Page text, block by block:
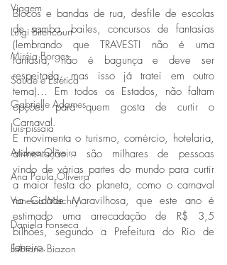
Viagem
Luigi Bitencourt
Miréia Borges
Saúde e Estética
Gabrielle Adames
luis-pissaia
Andrea Oliveira
Ana Paula Oliveira
Vanessa Machry
Daniela Fonseca
Fabiano Biazon
Blocos e bandas de rua, desfile de escolas
de samba, bailes, concursos de fantasias
(lembrando que TRAVESTI não é uma
fantasia, não é bagunça e deve ser
respeitada, mas isso já tratei em outro
tema)... Em todos os Estados, não faltam
opções para quem gosta de curtir o
Carnaval.
E movimenta o turismo, comércio, hotelaria,
alimentação... são milhares de pessoas
vindo de várias partes do mundo para curtir
a maior festa do planeta, como o carnaval
na Cidade Maravilhosa, que este ano é
estimado uma arrecadação de R$ 3,5
bilhões, segundo a Prefeitura do Rio de
Janeiro.